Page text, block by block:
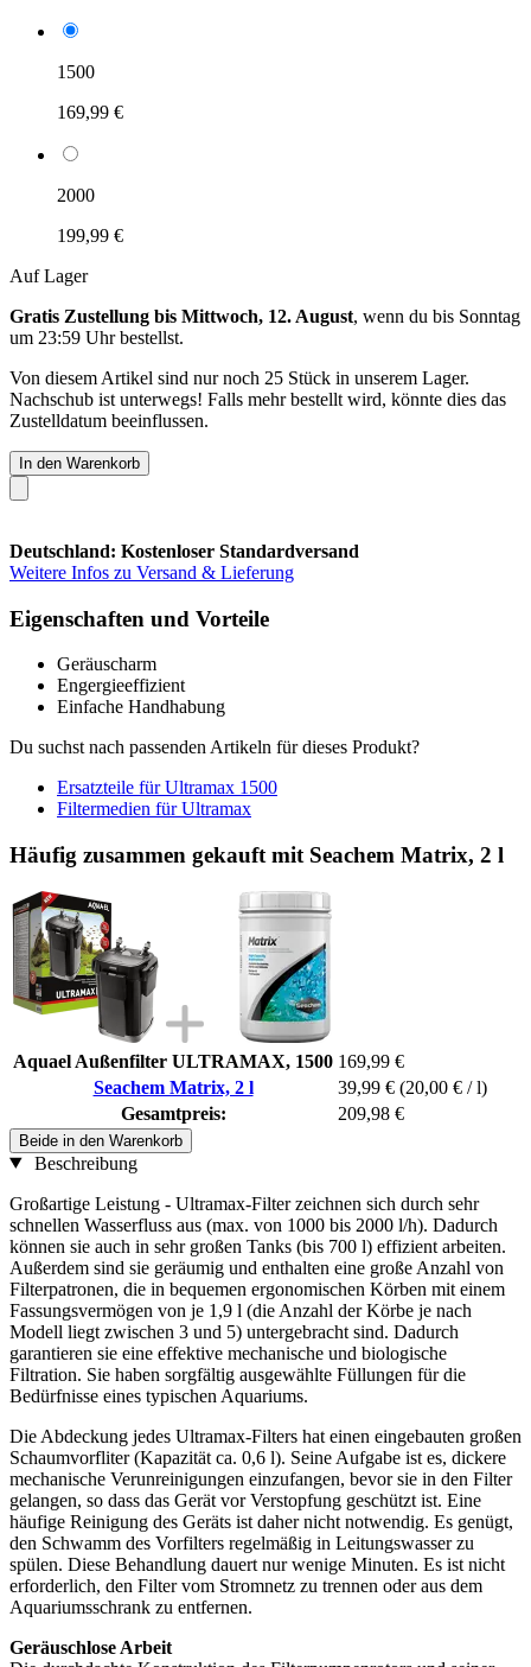
1500
169,99 €
2000
199,99 €
Auf Lager
Gratis Zustellung bis Mittwoch, 12. August, wenn du bis Sonntag
um 23:59 Uhrbestellst.
Von diesem Artikel sind nur noch 25 Stück in unserem Lager.
Nachschub ist unterwegs! Falls mehr bestellt wird, könnte dies das
Zustelldatum beeinflussen.
In den Warenkorb
Deutschland: Kostenloser Standardversand
Weitere Infos zu Versand & Lieferung
Eigenschaften und Vorteile
Geräuscharm
Engergieeffizient
Einfache Handhabung
Du suchst nach passenden Artikeln für dieses Produkt?
Ersatzteile für Ultramax 1500
Filtermedien für Ultramax
Häufig zusammen gekauft mit Seachem Matrix, 2 l
Aquael Außenfilter ULTRAMAX, 1500 169,99 €
Seachem Matrix, 2 l
39,99 € (20,00 € / l)
Gesamtpreis:
209,98 €
Beide in den Warenkorb
Beschreibung
Großartige Leistung - Ultramax-Filter zeichnen sich durch sehr
schnellen Wasserfluss aus (max. von 1000 bis 2000 l/h). Dadurch
können sie auch in sehr großen Tanks (bis 700 l) effizient arbeiten.
Außerdem sind sie geräumig und enthalten eine große Anzahl von
Filterpatronen, die in bequemen ergonomischen Körben mit einem
Fassungsvermögen von je 1,9 l (die Anzahl der Körbe je nach
Modell liegt zwischen 3 und 5) untergebracht sind. Dadurch
garantieren sie eine effektive mechanische und biologische
Filtration. Sie haben sorgfältig ausgewählte Füllungen für die
Bedürfnisse eines typischen Aquariums.
Die Abdeckung jedes Ultramax-Filters hat einen eingebauten großen
Schaumvorfliter (Kapazität ca. 0,6 l). Seine Aufgabe ist es, dickere
mechanische Verunreinigungen einzufangen, bevor sie in den Filter
gelangen, so dass das Gerät vor Verstopfung geschützt ist. Eine
häufige Reinigung des Geräts ist daher nicht notwendig. Es genügt,
den Schwamm des Vorfilters regelmäßig in Leitungswasser zu
spülen. Diese Behandlung dauert nur wenige Minuten. Es ist nicht
erforderlich, den Filter vom Stromnetz zu trennen oder aus dem
Aquariumsschrank zu entfernen.
Geräuschlose Arbeit